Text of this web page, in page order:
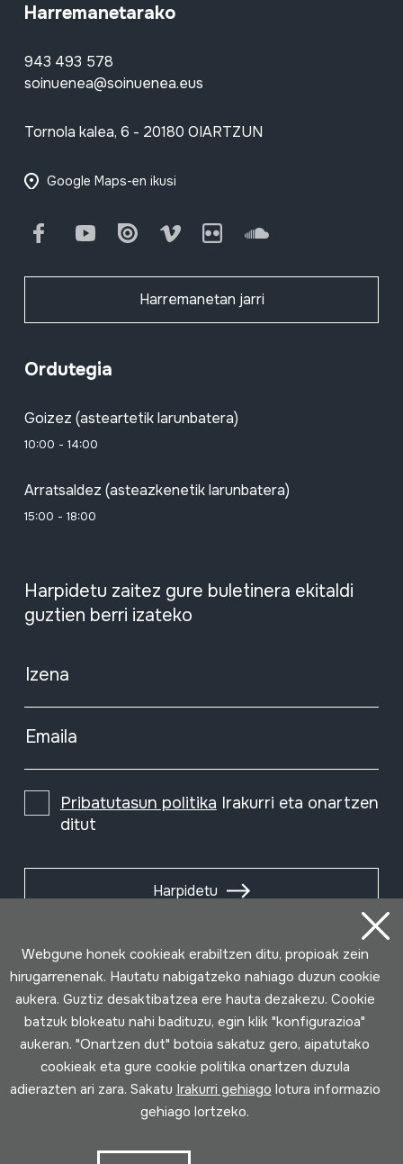
Harremanetarako
943 493 578
soinuenea@soinuenea.eus
Tornola kalea, 6 - 20180 OIARTZUN
Google Maps-en ikusi
FacebookYoutube Issuu Vimeo Flickr SoundCloud
Harremanetan jarri
Ordutegia
Goizez (asteartetik larunbatera)
10:00 - 14:00
Arratsaldez (asteazkenetik larunbatera)
15:00 - 18:00
Harpidetu zaitez gure buletinera ekitaldi
guztien berri izateko
Izena
Emaila
Pribatutasun politika Irakurri eta onartzen
ditut
Harpidetu
Erabilpen baldintzak Pribatutasun politika
Webgune honek cookieak erabiltzen ditu, propioak zein
hirugarrenenak. Hautatu nabigatzeko nahiago duzun cookie
aukera. Guztiz desaktibatzea ere hauta dezakezu. Cookie
batzuk blokeatu nahi badituzu, egin klik "konfigurazioa"
aukeran. "Onartzen dut" botoia sakatuz gero, aipatutako
cookieak eta gure cookie politika onartzen duzula
adierazten ari zara. Sakatu Irakurri gehiago lotura informazio
gehiago lortzeko.